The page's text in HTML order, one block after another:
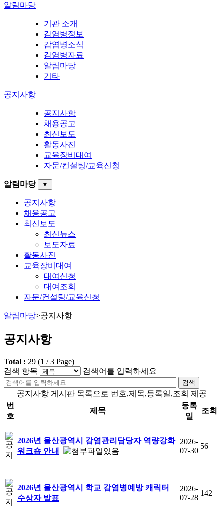
알림마당
기관 소개
감염병정보
감염병소식
감염병자료
알림마당
기타
공지사항
공지사항
채용공고
최신보도
활동사진
교육장비대여
자문/컨설팅/교육신청
알림마당 ▼
공지사항
채용공고
최신보도
최신뉴스
보도자료
활동사진
교육장비대여
대여신청
대여조회
자문/컨설팅/교육신청
알림마당>공지사항
공지사항
Total : 29 (1 /3 Page)
검색 항목
검색어를 입력하세요
검색
공지사항 게시판 목록으로 번호,제목,등록일,조회 제공
번
호
제목
등록
일
조회
2026년 울산광역시 감염관리담당자 역량강화
워크숍 안내
2026-
07-30
56
2026년 울산광역시 학교 감염병예방 캐릭터
수상자 발표
2026-
07-28
142